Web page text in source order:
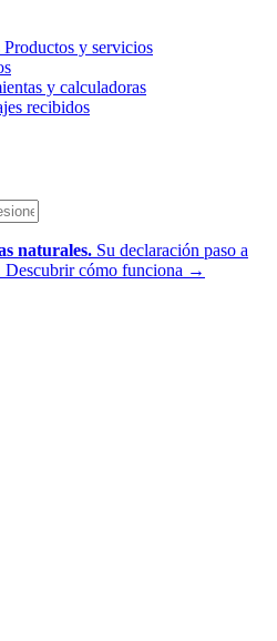
Productos y servicios
y calculadoras
recibidos
naturales. Su declaración paso a
Descubrir cómo funciona →